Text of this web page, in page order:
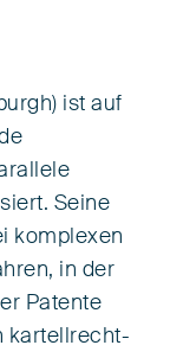
ist auf
Seine
komplexen
in der
Patente
kartellrecht­